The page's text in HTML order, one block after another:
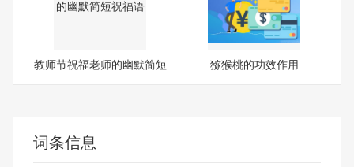
教师节祝福老师的幽默简短
猕猴桃的功效作用
词条信息